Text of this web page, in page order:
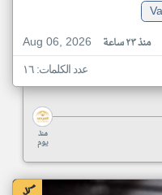
Aug 06, 2026
منذ ٢٣ ساعة
عدد الكلمات: ١٦
منذ
يوم